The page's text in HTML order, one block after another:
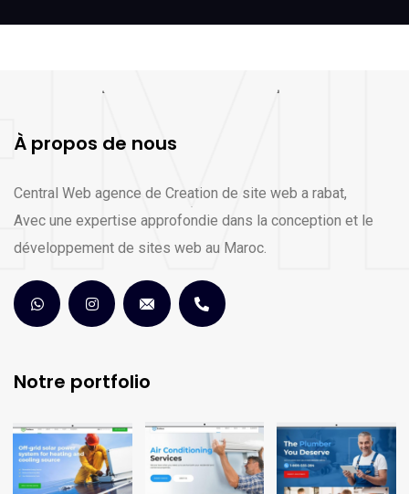
À propos de nous
Central Web agence de Creation de site web a rabat,
Avec une expertise approfondie dans la conception et le
développement de sites web au Maroc.
Notre portfolio